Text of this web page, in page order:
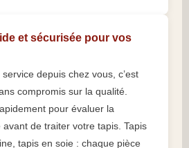
et sécurisée pour vos
depuis chez vous, c’est
compromis sur la qualité.
pour évaluer la
de traiter votre tapis. Tapis
tapis en soie : chaque pièce